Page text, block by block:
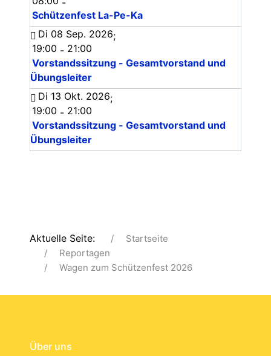
Schützenfest La-Pe-Ka
Di 08 Sep. 2026;
19:00 - 21:00
Vorstandssitzung - Gesamtvorstand und
Übungsleiter
Di 13 Okt. 2026;
19:00 - 21:00
Vorstandssitzung - Gesamtvorstand und
Übungsleiter
Aktuelle Seite:
Startseite
Reportagen
Wagen zum Schützenfest 2026
Über uns